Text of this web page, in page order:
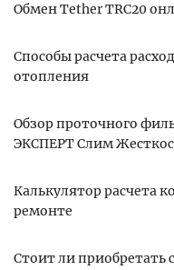
Обмен Tether TRC20
Способы расчета
отопления
Обзор проточного
ЭКСПЕРТ Слим
Калькулятор расчета
ремонте
Стоит ли